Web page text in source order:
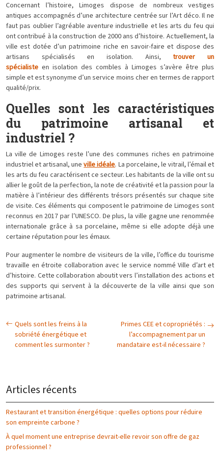
Concernant l’histoire, Limoges dispose de nombreux vestiges
antiques accompagnés d’une architecture centrée sur l’Art déco. Il ne
faut pas oublier l’agréable aventure industrielle et les arts du feu qui
ont contribué à la construction de 2000 ans d’histoire. Actuellement, la
ville est dotée d’un patrimoine riche en savoir-faire et dispose des
artisans spécialisés en isolation. Ainsi,trouver un
spécialiste en isolation des combles à Limoges s’avère être plus
simple et est synonyme d’un service moins cher en termes de rapport
qualité/prix.
Quelles sont les caractéristiques
du patrimoine artisanal et
industriel ?
La ville de Limoges reste l’une des communes riches en patrimoine
industriel et artisanal, uneville idéale. La porcelaine, le vitrail, l’émail et
les arts du feu caractérisent ce secteur. Les habitants de la ville ont su
allier le goût de la perfection, la note de créativité et la passion pour la
matière à l’intérieur des différents trésors présentés sur chaque site
de visite. Ces éléments qui composent le patrimoine de Limoges sont
reconnus en 2017 par l’UNESCO. De plus, la ville gagne une renommée
internationale grâce à sa porcelaine, même si elle adopte déjà une
certaine réputation pour les émaux.
Pour augmenter le nombre de visiteurs de la ville, l’office du tourisme
travaille en étroite collaboration avec le service nommé Ville d’art et
d’histoire. Cette collaboration aboutit vers l’installation des actions et
des supports qui servent à la découverte de la ville ainsi que son
patrimoine artisanal.
Quels sont les freins à la
sobriété énergétique et
comment les surmonter ?
Primes CEE et copropriétés :
l’accompagnement par un
mandataire est-il nécessaire ?
Articles récents
Restaurant et transition énergétique : quelles options pour réduire
son empreinte carbone ?
À quel moment une entreprise devrait-elle revoir son offre de gaz
professionnel ?